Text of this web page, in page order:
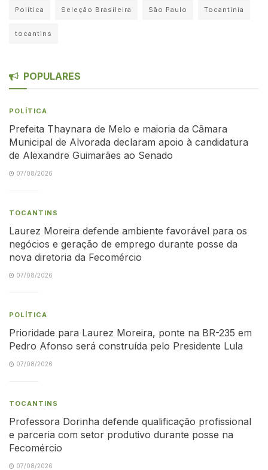
Política Seleção Brasileira São Paulo Tocantinia
tocantins
POPULARES
POLÍTICA
Prefeita Thaynara de Melo e maioria da Câmara
Municipal de Alvorada declaram apoio à candidatura
de Alexandre Guimarães ao Senado
07/08/2026
TOCANTINS
Laurez Moreira defende ambiente favorável para os
negócios e geração de emprego durante posse da
nova diretoria da Fecomércio
07/08/2026
POLÍTICA
Prioridade para Laurez Moreira, ponte na BR-235 em
Pedro Afonso será construída pelo Presidente Lula
07/08/2026
TOCANTINS
Professora Dorinha defende qualificação profissional
e parceria com setor produtivo durante posse na
Fecomércio
07/08/2026